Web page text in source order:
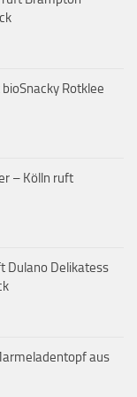
Rotklee
– Kölln ruft
Dulano Delikatess
aus